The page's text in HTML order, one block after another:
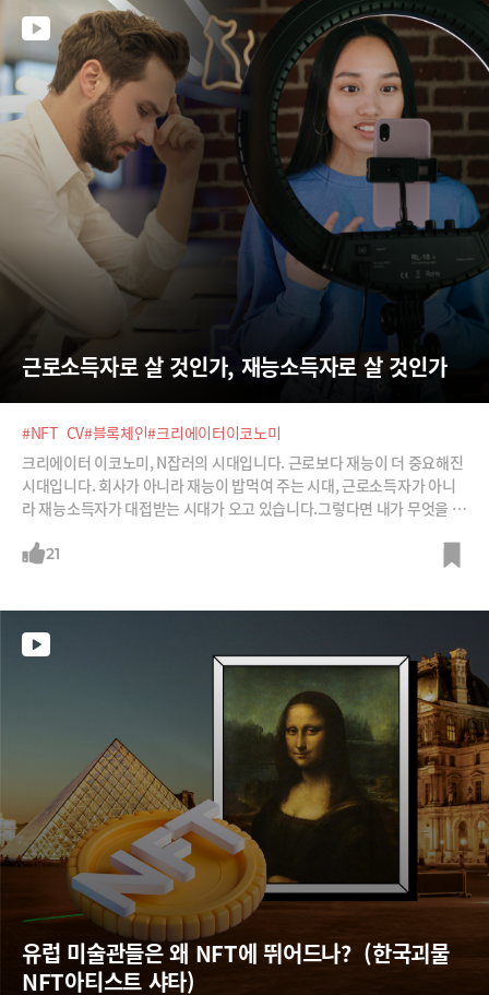
근로소득자로 살 것인가, 재능소득자로 살 것인가
#NFT_CV#블록체인#크리에이터이코노미
크리에이터 이코노미, N잡러의 시대입니다. 근로보다 재능이 더 중요해진
시대입니다. 회사가 아니라 재능이 밥먹여 주는 시대, 근로소득자가 아니
라 재능소득자가 대접받는 시대가 오고 있습니다.그렇다면 내가 무엇을 배
에 산재한 내 재능의 내러티브는 어떻게 관리하고 증명해야 할까요?그래
21
유럽 미술관들은 왜 NFT에 뛰어드나?  (한국괴물
NFT아티스트 샤타)